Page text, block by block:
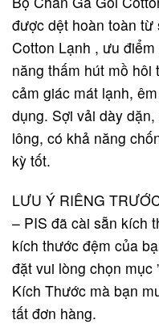
được dệt hoàn toàn
Cotton Lạnh , ưu
năng thấm hút mồ hôi
cảm giác mát lạnh,
dụng. Sợi vải dày
lông, có khả năng
kỳ tốt.
LƯU Ý RIÊNG
– PIS đã cài sẵn kích
kích thước đệm của
đặt vui lòng chọn mục
Kích Thước mà bạn
tất đơn hàng.